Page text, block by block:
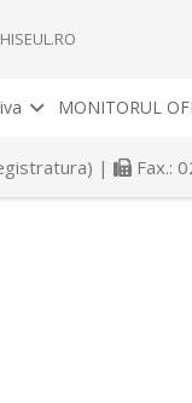
MONITORUL
| Fax.: